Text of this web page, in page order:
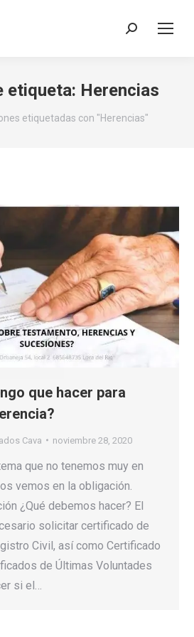
Buscar:
etiqueta: Herencias
etiquetadas con "Herencias"
que hacer para
Cava noviembre 28, 2020
que no tenemos muy en
vemos en la obligación.
¿Qué debemos hacer? El
solicitar certificado de
Civil, así como Certificado
de Últimas Voluntades
si el…